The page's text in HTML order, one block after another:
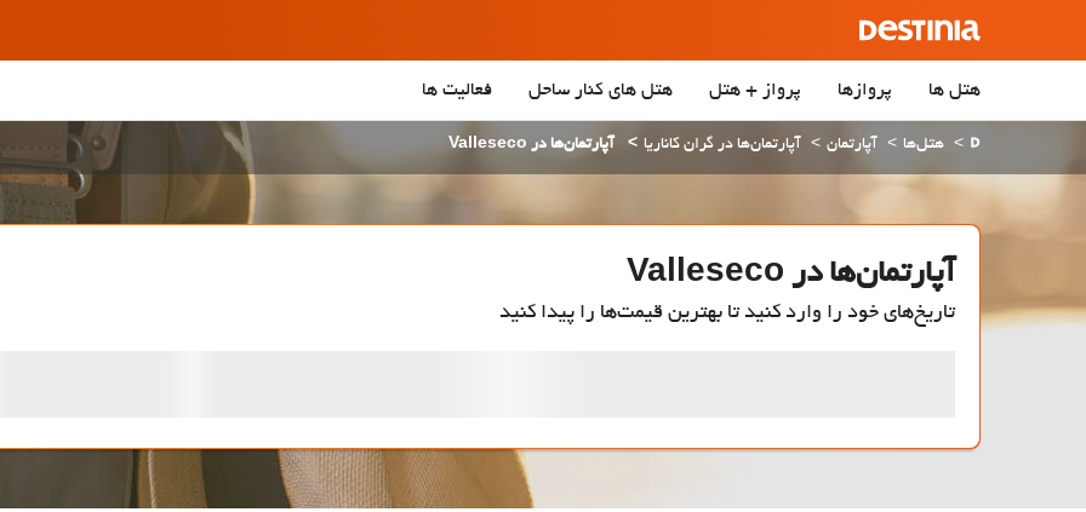
هتل ها پروازها پرواز + هتل هتل‌ های کنار ساحل فعالیت ها
هتل‌ها آپارتمان آپارتمان‌ها در گران کاناریا آپارتمان‌ها در Valleseco
آپارتمان‌ها در Valleseco
تاریخ‌های خود را وارد کنید تا بهترین قیمت‌ها را پیدا کنید